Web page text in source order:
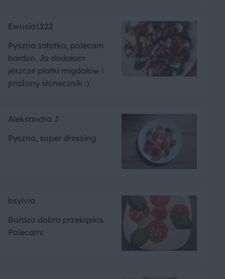
Ewusia1222
Pyszna sałatka, polecam
bardzo. Ja dodałam
jeszcze płatki migdałów i
prażony słonecznik :)
Aleksandra J
Pyszna, super dressing
bsylvia
Bardzo dobra przekąska.
Polecam!